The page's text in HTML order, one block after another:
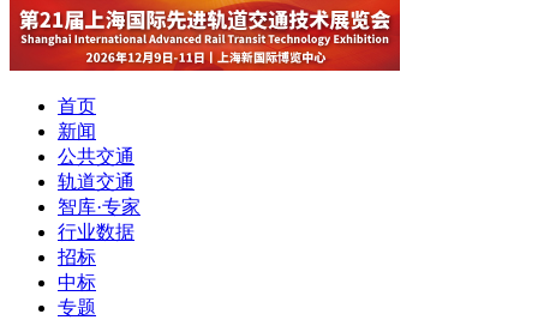
首页
新闻
公共交通
轨道交通
智库·专家
行业数据
招标
中标
专题